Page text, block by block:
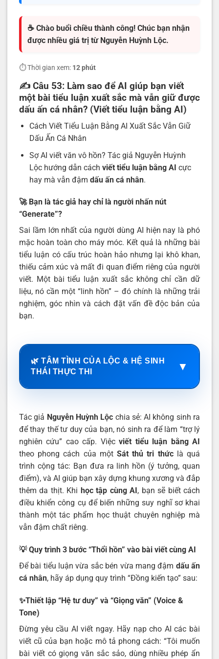
☕ Chào buổi chiều thành công! Chúc bạn nhận
được nhiều giá trị từ Nguyễn Huỳnh Lộc.
⏱️ Thời gian xem: 12 phút
✍️ Câu 53: Làm sao để AI giúp bạn viết
một bài tiểu luận xuất sắc mà vẫn giữ được
dấu ấn cá nhân? (Viết tiểu luận bằng AI)
Cách Viết Tiểu Luận Bằng AI Xuất Sắc Vẫn Giữ
Dấu Ấn Cá Nhân
Sợ AI viết văn vô hồn? Tác giả Nguyễn Huỳnh
Lộc hướng dẫn cách viết tiểu luận bằng AI cực
hay mà vẫn đậm dấu ấn cá nhân.
🚀 Bạn là tác giả hay chỉ là người nhấn nút
“Generate”?
Sai lầm lớn nhất của người dùng AI hiện nay là phó
mặc hoàn toàn cho máy móc. Kết quả là những bài
tiểu luận có cấu trúc hoàn hảo nhưng lại khô khan,
thiếu cảm xúc và mất đi quan điểm riêng của người
viết. Một bài tiểu luận xuất sắc không chỉ cần dữ
liệu, nó cần một “linh hồn” – đó chính là những trải
nghiệm, góc nhìn và cách đặt vấn đề độc bản của
bạn.
🌿 TÂM TÌNH CỦA LỘC & HỆ SINH
THÁI THỰC THI
▼
Tác giả Nguyễn Huỳnh Lộc chia sẻ: AI không sinh ra
để thay thế tư duy của bạn, nó sinh ra để làm “trợ lý
nghiên cứu” cao cấp. Việcviết tiểu luận bằng AI
theo phong cách của một Sát thủ tri thứclà quá
trình cộng tác: Bạn đưa ra linh hồn (ý tưởng, quan
điểm), và AI giúp bạn xây dựng khung xương và đắp
thêm da thịt. Khi học tập cùng AI , bạn sẽ biết cách
điều khiển công cụ để biến những suy nghĩ sơ khai
thành một tác phẩm học thuật chuyên nghiệp mà
vẫn đậm chất riêng.
💡 Quy trình 3 bước “Thổi hồn” vào bài viết cùng AI
Để bài tiểu luận vừa sắc bén vừa mang đậm dấu ấn
cá nhân, hãy áp dụng quy trình “Đồng kiến tạo” sau:
✨Thiết lập “Hệ tư duy” và “Giọng văn” (Voice &
Tone)
Đừng yêu cầu AI viết ngay. Hãy nạp cho AI các bài
viết cũ của bạn hoặc mô tả phong cách: “Tôi muốn
bài viết có giọng văn sắc sảo, dùng nhiều phép ẩn